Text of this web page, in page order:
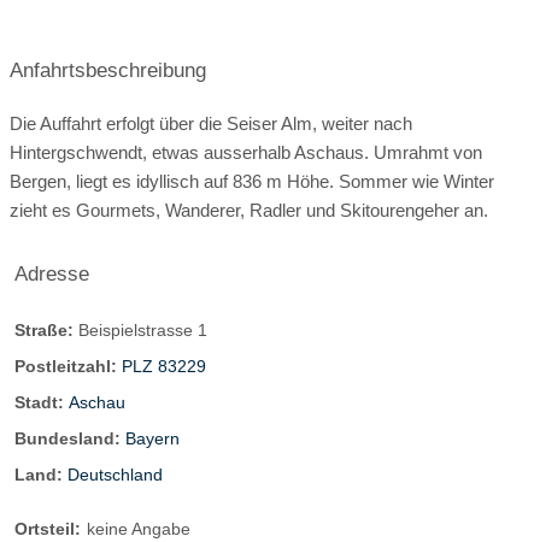
Anfahrtsbeschreibung
Die Auffahrt erfolgt über die Seiser Alm, weiter nach
Hintergschwendt, etwas ausserhalb Aschaus. Umrahmt von
Bergen, liegt es idyllisch auf 836 m Höhe. Sommer wie Winter
zieht es Gourmets, Wanderer, Radler und Skitourengeher an.
Adresse
Straße: Beispielstrasse 1
Postleitzahl: PLZ 83229
Stadt: Aschau
Bundesland: Bayern
Land: Deutschland
Ortsteil: keine Angabe